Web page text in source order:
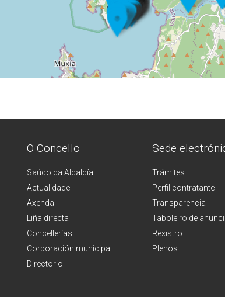
O Concello
Saúdo da Alcaldía
Actualidade
Axenda
Liña directa
Concellerías
Corporación municipal
Directorio
Sede
Trámites
Perfil contratante
Transparencia
Taboleiro de
Rexistro
Plenos